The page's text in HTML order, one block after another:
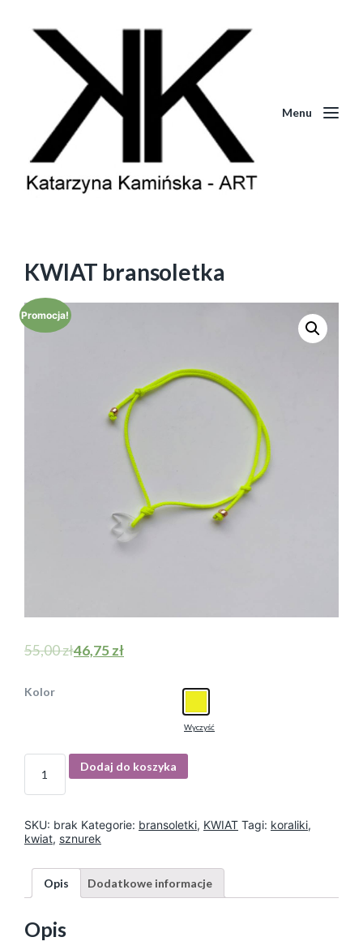
Menu
KWIAT bransoletka
Promocja!
55,00zł46,75zł
Kolor
Wyczyść
I
ś
Dodaj do koszyka
SKU: brak Kategorie: bransoletki, KWIAT Tagi: koraliki,
kwiat, sznurek
Opis Dodatkowe informacje
Opis